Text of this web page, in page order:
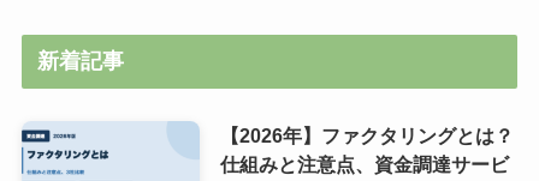
新着記事
【2026年】ファクタリングとは？
仕組みと注意点、資金調達サービ